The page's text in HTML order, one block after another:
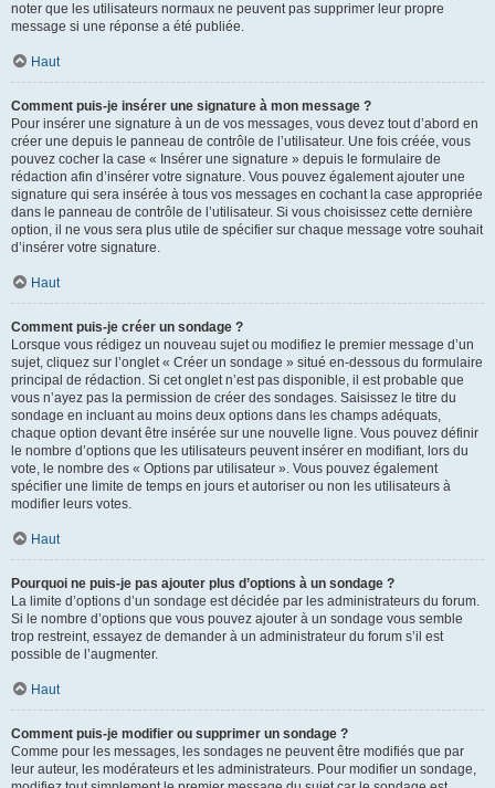
noter que les utilisateurs normaux ne peuvent pas supprimer leur propre
message si une réponse a été publiée.
Haut
Comment puis-je insérer une signature à mon message ?
Pour insérer une signature à un de vos messages, vous devez tout d’abord en
créer une depuis le panneau de contrôle de l’utilisateur. Une fois créée, vous
pouvez cocher la case « Insérer une signature » depuis le formulaire de
rédaction afin d’insérer votre signature. Vous pouvez également ajouter une
signature qui sera insérée à tous vos messages en cochant la case appropriée
dans le panneau de contrôle de l’utilisateur. Si vous choisissez cette dernière
option, il ne vous sera plus utile de spécifier sur chaque message votre souhait
d’insérer votre signature.
Haut
Comment puis-je créer un sondage ?
Lorsque vous rédigez un nouveau sujet ou modifiez le premier message d’un
sujet, cliquez sur l’onglet « Créer un sondage » situé en-dessous du formulaire
principal de rédaction. Si cet onglet n’est pas disponible, il est probable que
vous n’ayez pas la permission de créer des sondages. Saisissez le titre du
sondage en incluant au moins deux options dans les champs adéquats,
chaque option devant être insérée sur une nouvelle ligne. Vous pouvez définir
le nombre d’options que les utilisateurs peuvent insérer en modifiant, lors du
vote, le nombre des « Options par utilisateur ». Vous pouvez également
spécifier une limite de temps en jours et autoriser ou non les utilisateurs à
modifier leurs votes.
Haut
Pourquoi ne puis-je pas ajouter plus d’options à un sondage ?
La limite d’options d’un sondage est décidée par les administrateurs du forum.
Si le nombre d’options que vous pouvez ajouter à un sondage vous semble
trop restreint, essayez de demander à un administrateur du forum s’il est
possible de l’augmenter.
Haut
Comment puis-je modifier ou supprimer un sondage ?
Comme pour les messages, les sondages ne peuvent être modifiés que par
leur auteur, les modérateurs et les administrateurs. Pour modifier un sondage,